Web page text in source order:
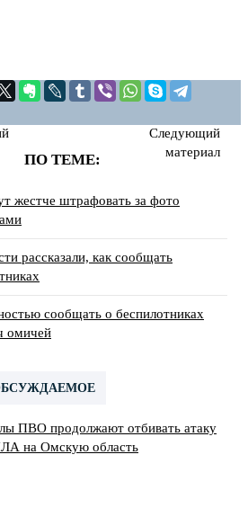
Следующий
материал
ПО ТЕМЕ:
жестче штрафовать за фото
рассказали, как сообщать
сообщать о беспилотниках
омичей
ПВО продолжают отбивать атаку
на Омскую область